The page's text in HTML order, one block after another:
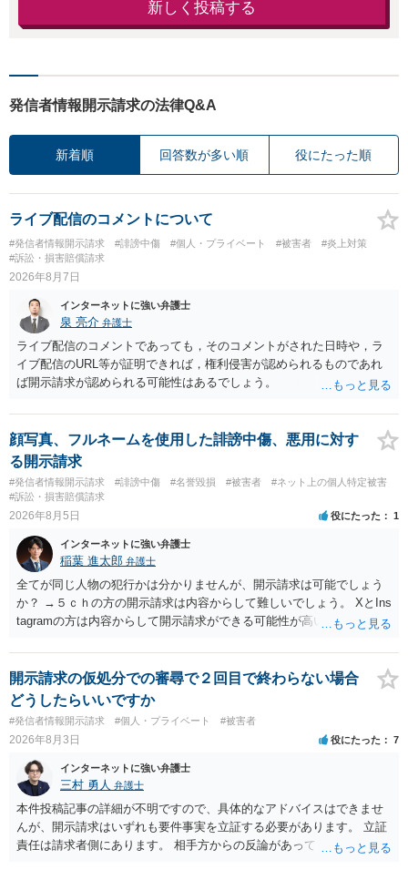
新しく投稿する
発信者情報開示請求の法律Q&A
新着順 回答数が多い順 役にたった順
ライブ配信のコメントについて
#発信者情報開示請求 #誹謗中傷 #個人・プライベート #被害者
#炎上対策
#訴訟・損害賠償請求
2026年8月7日
インターネットに強い弁護士
泉 亮介 弁護士
ライブ配信のコメントであっても，そのコメントがされた日時や，ラ
イブ配信のURL等が証明できれば，権利侵害が認められるものであれ
ば開示請求が認められる可能性はあるでしょう。
顔写真、フルネームを使用した誹謗中傷、悪用に対す
る開示請求
#発信者情報開示請求 #誹謗中傷 #名誉毀損 #被害者
#ネット上の個人特定被害
#訴訟・損害賠償請求
2026年8月5日 役にたった 1
インターネットに強い弁護士
稲葉 進太郎 弁護士
全てが同じ人物の犯行かは分かりませんが、開示請求は可能でしょう
か？ →５ｃｈの方の開示請求は内容からして難しいでしょう。 XとIns
tagramの方は内容からして開示請求ができる可能性が高いでしょう。
いでしょう。７月中にアカウントが削除されている場合、今から進め
ても失敗する可能性が高いように思われます。 相手を特定できた場
合、相手に全ての弁護士費用を負担させることは可能でしょうか？ →
訴訟外の交渉で相手方が認めれば負担させることができるでしょう。
訴訟で判決となった場合は、実際の弁護士費用が認められる場合と認
められない場合があり何ともいえないところでしょう。
開示請求の仮処分での審尋で２回目で終わらない場合
どうしたらいいですか
#発信者情報開示請求 #個人・プライベート #被害者
2026年8月3日 役にたった 7
インターネットに強い弁護士
三村 勇人 弁護士
本件投稿記事の詳細が不明ですので、具体的なアドバイスはできませ
んが、開示請求はいずれも要件事実を立証する必要があります。 立証
責任は請求者側にあります。 相手方からの反論があっても、裁判官が